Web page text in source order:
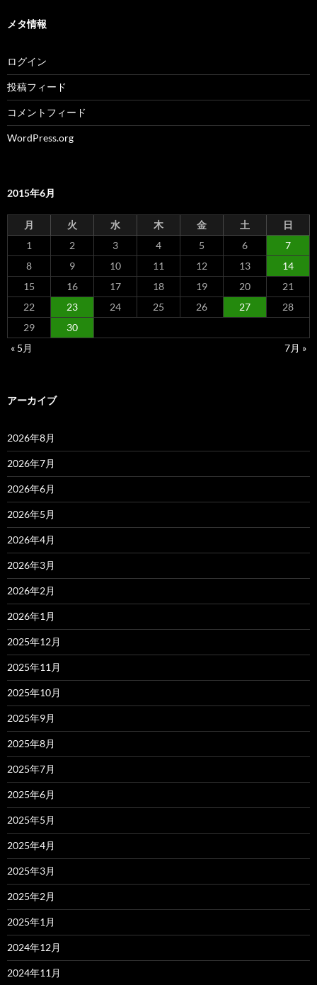
メタ情報
ログイン
投稿フィード
コメントフィード
WordPress.org
2015年6月
月 火 水 木 金 土
日
1
2 3 4 5 6
7
8
9 10 11 12 13
14
15
16 17 18 19 20
21
22
23 24 25 26 27
28
29
30
« 5月
7月 »
アーカイブ
2026年8月
2026年7月
2026年6月
2026年5月
2026年4月
2026年3月
2026年2月
2026年1月
2025年12月
2025年11月
2025年10月
2025年9月
2025年8月
2025年7月
2025年6月
2025年5月
2025年4月
2025年3月
2025年2月
2025年1月
2024年12月
2024年11月